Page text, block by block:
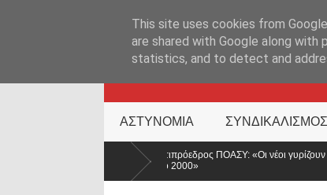
KATEHACKER
ΑΣΤΥΝΟΜΙΑ ΣΥΝΔΙΚΑΛΙΣΜΟΣ
Αντιπρόεδρος ΠΟΑΣΥ: «Οι νέοι γυρίζουν την πλάτη στην ΕΛ.ΑΣ. – Οι
This site uses cookies from
are shared with Google along
statistics, and to detect and